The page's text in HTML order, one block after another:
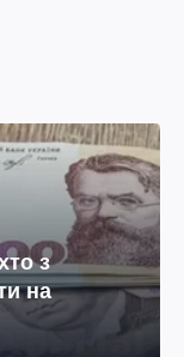
з
на